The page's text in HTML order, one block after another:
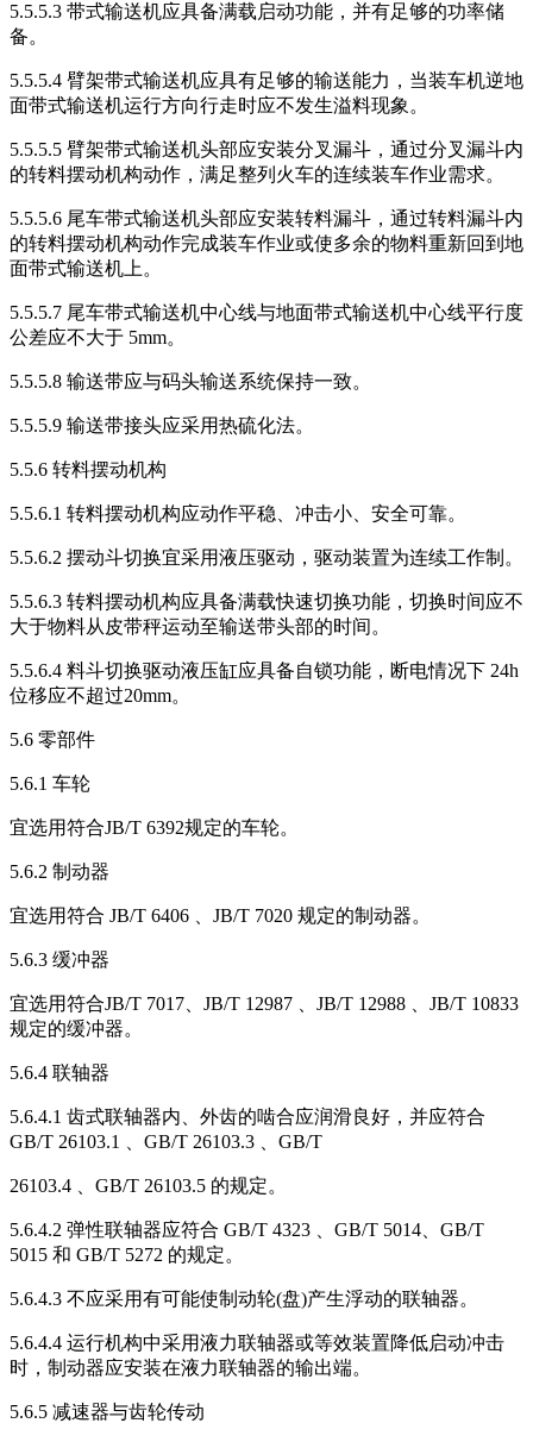
5.5.5.3 带式输送机应具备满载启动功能，并有足够的功率储
备。
5.5.5.4 臂架带式输送机应具有足够的输送能力，当装车机逆地
面带式输送机运行方向行走时应不发生溢料现象。
5.5.5.5 臂架带式输送机头部应安装分叉漏斗，通过分叉漏斗内
的转料摆动机构动作，满足整列火车的连续装车作业需求。
5.5.5.6 尾车带式输送机头部应安装转料漏斗，通过转料漏斗内
的转料摆动机构动作完成装车作业或使多余的物料重新回到地
面带式输送机上。
5.5.5.7 尾车带式输送机中心线与地面带式输送机中心线平行度
公差应不大于 5mm。
5.5.5.8 输送带应与码头输送系统保持一致。
5.5.5.9 输送带接头应采用热硫化法。
5.5.6 转料摆动机构
5.5.6.1 转料摆动机构应动作平稳、冲击小、安全可靠。
5.5.6.2 摆动斗切换宜采用液压驱动，驱动装置为连续工作制。
5.5.6.3 转料摆动机构应具备满载快速切换功能，切换时间应不
大于物料从皮带秤运动至输送带头部的时间。
5.5.6.4 料斗切换驱动液压缸应具备自锁功能，断电情况下 24h
位移应不超过20mm。
5.6 零部件
5.6.1 车轮
宜选用符合JB/T 6392规定的车轮。
5.6.2 制动器
宜选用符合 JB/T 6406 、JB/T 7020 规定的制动器。
5.6.3 缓冲器
宜选用符合JB/T 7017、JB/T 12987 、JB/T 12988 、JB/T 10833
规定的缓冲器。
5.6.4 联轴器
5.6.4.1 齿式联轴器内、外齿的啮合应润滑良好，并应符合
GB/T 26103.1 、GB/T 26103.3 、GB/T
26103.4 、GB/T 26103.5 的规定。
5.6.4.2 弹性联轴器应符合 GB/T 4323 、GB/T 5014、GB/T
5015 和 GB/T 5272 的规定。
5.6.4.3 不应采用有可能使制动轮(盘)产生浮动的联轴器。
5.6.4.4 运行机构中采用液力联轴器或等效装置降低启动冲击
时，制动器应安装在液力联轴器的输出端。
5.6.5 减速器与齿轮传动